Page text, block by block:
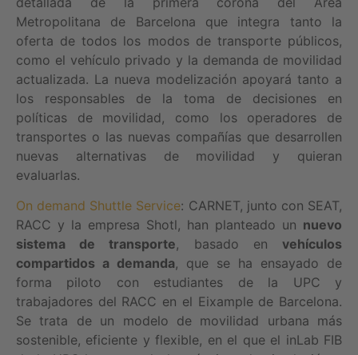
Metropolitana de Barcelona que integra tanto la
oferta de todos los modos de transporte públicos,
como el vehículo privado y la demanda de movilidad
actualizada. La nueva modelización apoyará tanto a
los responsables de la toma de decisiones en
políticas de movilidad, como los operadores de
transportes o las nuevas compañías que desarrollen
nuevas alternativas de movilidad y quieran
evaluarlas.
On demand Shuttle Service: CARNET, junto con SEAT,
RACC y la empresa Shotl, han planteado un nuevo
sistema de transporte, basado envehículos
compartidos a demanda, que se ha ensayado de
forma piloto con estudiantes de la UPC y
trabajadores del RACC en el Eixample de Barcelona.
Se trata de un modelo de movilidad urbana más
sostenible, eficiente y flexible, en el que el inLab FIB